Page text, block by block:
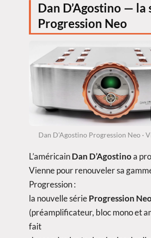
Dan D’Agostino — la
Progression Neo
Dan D’Agostino Progression Neo ·
L’américainDan D’Agostinoa
Vienne pour renouveler sa
Progression :
la nouvelle sérieProgression
(préamplificateur, bloc mono et
fait